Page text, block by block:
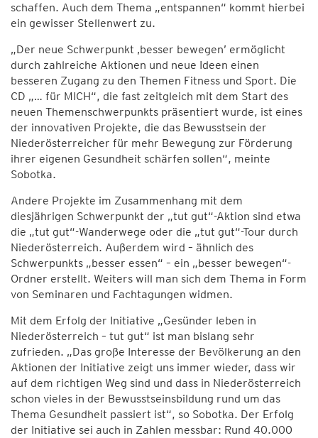
schaffen. Auch dem Thema „entspannen“ kommt hierbei
ein gewisser Stellenwert zu.
„Der neue Schwerpunkt ‚besser bewegen’ ermöglicht
durch zahlreiche Aktionen und neue Ideen einen
besseren Zugang zu den Themen Fitness und Sport. Die
CD „… für MICH“, die fast zeitgleich mit dem Start des
neuen Themenschwerpunkts präsentiert wurde, ist eines
der innovativen Projekte, die das Bewusstsein der
Niederösterreicher für mehr Bewegung zur Förderung
ihrer eigenen Gesundheit schärfen sollen“, meinte
Sobotka.
Andere Projekte im Zusammenhang mit dem
diesjährigen Schwerpunkt der „tut gut“-Aktion sind etwa
die „tut gut“-Wanderwege oder die „tut gut“-Tour durch
Niederösterreich. Außerdem wird – ähnlich des
Schwerpunkts „besser essen“ – ein „besser bewegen“-
Ordner erstellt. Weiters will man sich dem Thema in Form
von Seminaren und Fachtagungen widmen.
Mit dem Erfolg der Initiative „Gesünder leben in
Niederösterreich – tut gut“ ist man bislang sehr
zufrieden. „Das große Interesse der Bevölkerung an den
Aktionen der Initiative zeigt uns immer wieder, dass wir
auf dem richtigen Weg sind und dass in Niederösterreich
schon vieles in der Bewusstseinsbildung rund um das
Thema Gesundheit passiert ist“, so Sobotka. Der Erfolg
der Initiative sei auch in Zahlen messbar: Rund 40.000